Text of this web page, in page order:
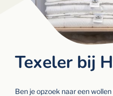
Texeler bij
Ben je opzoek naar een